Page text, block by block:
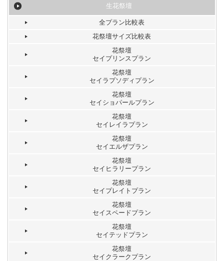
生花祭壇
全プラン比較表
花祭壇サイズ比較表
花祭壇
セイプリンスプラン
花祭壇
セイラプソディプラン
花祭壇
セイショパールプラン
花祭壇
セイレイラプラン
花祭壇
セイエルザプラン
花祭壇
セイヒラリープラン
花祭壇
セイプレイトプラン
花祭壇
セイスペードプラン
花祭壇
セイテッドプラン
花祭壇
セイクラークプラン